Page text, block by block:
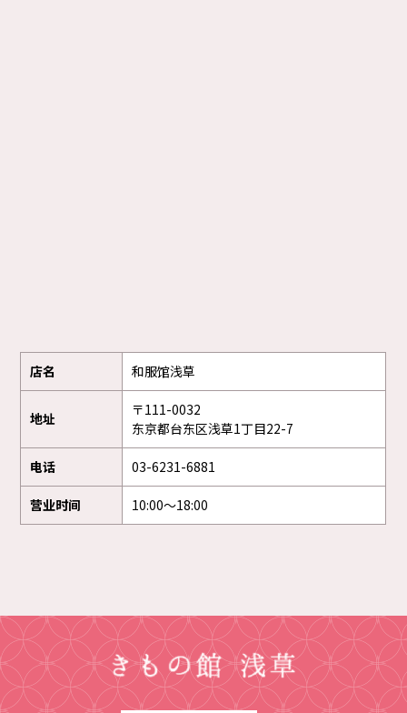
店名 和服馆浅草
地址
〒111-0032
东京都台东区浅草1丁目22-7
电话 03-6231-6881
营业时间 10:00～18:00